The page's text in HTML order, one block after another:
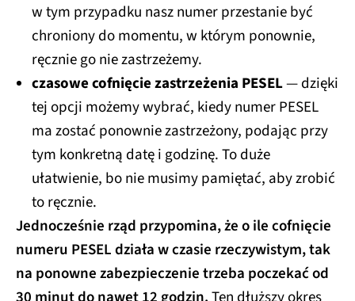
w tym przypadku nasz numer przestanie być
chroniony do momentu, w którym ponownie,
ręcznie go nie zastrzeżemy.
czasowe cofnięcie zastrzeżenia PESEL— dzięki
tej opcji możemy wybrać, kiedy numer PESEL
ma zostać ponownie zastrzeżony, podając przy
tym konkretną datę i godzinę. To duże
ułatwienie, bo nie musimy pamiętać, aby zrobić
to ręcznie.
Jednocześnie rząd przypomina, że o ile cofnięcie
numeru PESEL działa w czasie rzeczywistym, tak
na ponowne zabezpieczenie trzeba poczekać od